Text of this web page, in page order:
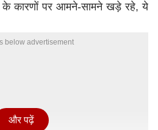
के कारणों पर आमने-सामने खड़े रहे, ये
below advertisement
और पढ़ें